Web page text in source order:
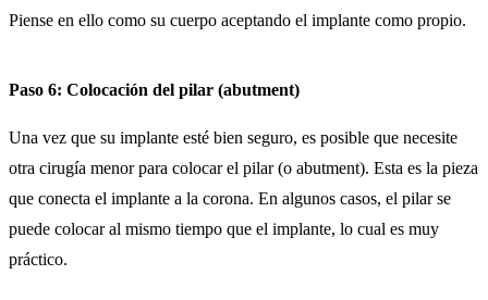
Piense en ello como su cuerpo aceptando el implante como propio.
Paso 6: Colocación del pilar (abutment)
Una vez que su implante esté bien seguro, es posible que necesite
otra cirugía menor para colocar el pilar (o abutment). Esta es la pieza
que conecta el implante a la corona. En algunos casos, el pilar se
puede colocar al mismo tiempo que el implante, lo cual es muy
práctico.